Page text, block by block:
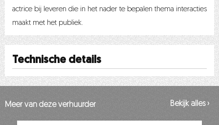
actrice bij leveren die in het nader te bepalen thema interacties
maakt met het publiek.
Technische details
Meer van deze verhuurder Bekijk alles ›